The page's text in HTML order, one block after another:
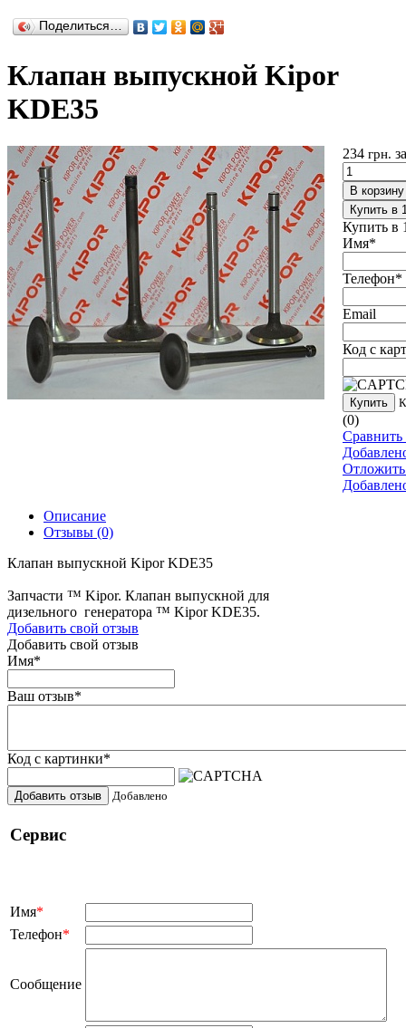
Поделиться…
Клапан выпускной Kipor
KDE35
234 грн.
В корзину
Купить в
Купить в
Имя*
Телефон*
Email
Код с
Купить
(0)
Сравнить
Отложить
Описание
Отзывы (0)
Клапан выпускной Kipor KDE35
Запчасти ™ Kipor. Клапан выпускной для
дизельного генератора ™ Kipor KDE35.
Добавить свой отзыв
Добавить свой отзыв
Имя*
Ваш отзыв*
Код с картинки*
Добавить отзыв Добавлено
Сервис
Имя*
Телефон*
Сообщение